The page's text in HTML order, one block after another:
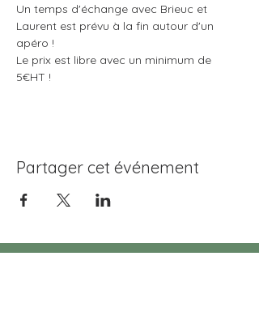
Un temps d'échange avec Brieuc et
Laurent est prévu à la fin autour d'un
apéro !
Le prix est libre avec un minimum de
5€HT !
Partager cet événement